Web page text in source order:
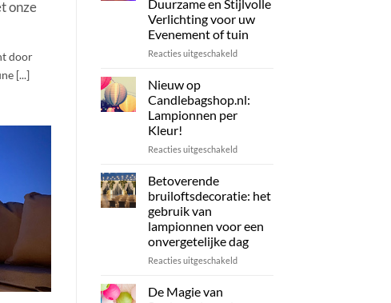
onze
door
[...]
Gouden
Nylon
Lampionnen
van
Duurzame en Stijlvolle
Verlichting voor uw
Evenement of tuin
Reacties uitgeschakeldvoor
Duurzame
Verlichting
of
Nieuw op
Candlebagshop.nl:
Lampionnen per
Kleur!
Reacties uitgeschakeldvoor
Lampionnen
Kleur!
Betoverende
bruiloftsdecoratie: het
gebruik van
lampionnen voor een
onvergetelijke dag
Reacties uitgeschakeldvoor
De Magie van